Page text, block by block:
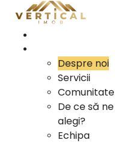
Despre noi
Servicii
Comunitate
De ce să ne
alegi?
Echipa